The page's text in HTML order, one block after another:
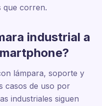
que corren.
industrial a
lámpara, soporte y
casos de uso por
industriales siguen